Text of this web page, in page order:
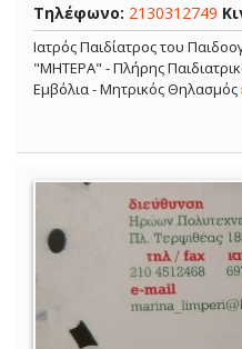
Τηλέφωνο: 2130312749
Ιατρός Παιδίατρος του
"ΜΗΤΕΡΑ" - Πλήρης
Εμβόλια - Μητρικός Θηλασμός